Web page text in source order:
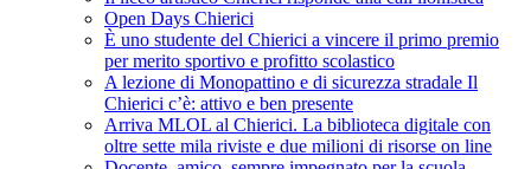
Open Days Chierici
È uno studente del Chierici a vincere il primo premio
per merito sportivo e profitto scolastico
A lezione di Monopattino e di sicurezza stradale Il
Chierici c’è: attivo e ben presente
Arriva MLOL al Chierici. La biblioteca digitale con
oltre sette mila riviste e due milioni di risorse on line